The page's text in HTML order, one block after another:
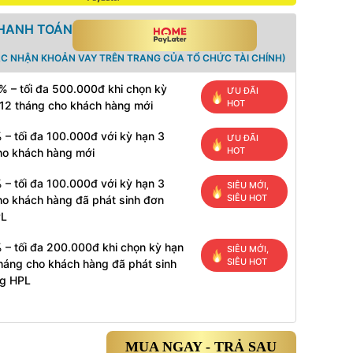
TOÁN
NHẬN KHOẢN VAY TRÊN TRANG CỦA TỔ CHỨC TÀI CHÍNH)
– tối đa 500.000đ khi chọn kỳ
tháng cho khách hàng mới
ƯU ĐÃI
HOT
– tối đa 100.000đ với kỳ hạn 3
khách hàng mới
ƯU ĐÃI
HOT
– tối đa 100.000đ với kỳ hạn 3
khách hàng đã phát sinh đơn
SIÊU MỚI,
SIÊU HOT
– tối đa 200.000đ khi chọn kỳ hạn
cho khách hàng đã phát sinh
HPL
SIÊU MỚI,
SIÊU HOT
MUA NGAY - TRẢ SAU